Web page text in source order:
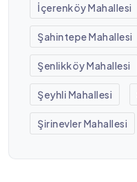
İçerenköy Mahallesi
Şahintepe Mahallesi
Şenlikköy Mahallesi
Şeyhli Mahallesi
Şirinevler Mahallesi